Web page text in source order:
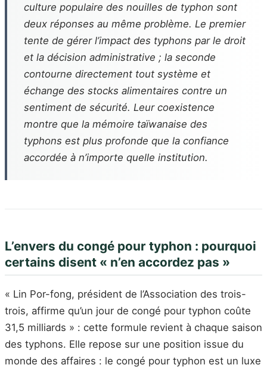
culture populaire des nouilles de typhon sont
deux réponses au même problème. Le premier
tente de gérer l’impact des typhons par le droit
et la décision administrative ; la seconde
contourne directement tout système et
échange des stocks alimentaires contre un
sentiment de sécurité. Leur coexistence
montre que la mémoire taïwanaise des
typhons est plus profonde que la confiance
accordée à n’importe quelle institution.
L’envers du congé pour typhon : pourquoi
certains disent « n’en accordez pas »
« Lin Por-fong, président de l’Association des trois-
trois, affirme qu’un jour de congé pour typhon coûte
31,5 milliards » : cette formule revient à chaque saison
des typhons. Elle repose sur une position issue du
monde des affaires : le congé pour typhon est un luxe